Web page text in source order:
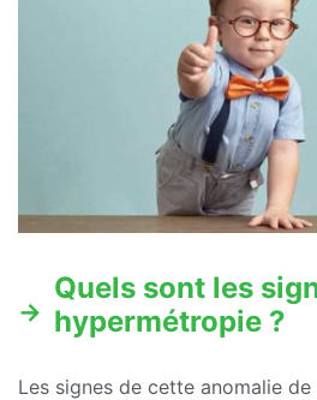
Quels sont les
hypermétropie ?
Les signes de cette anomalie